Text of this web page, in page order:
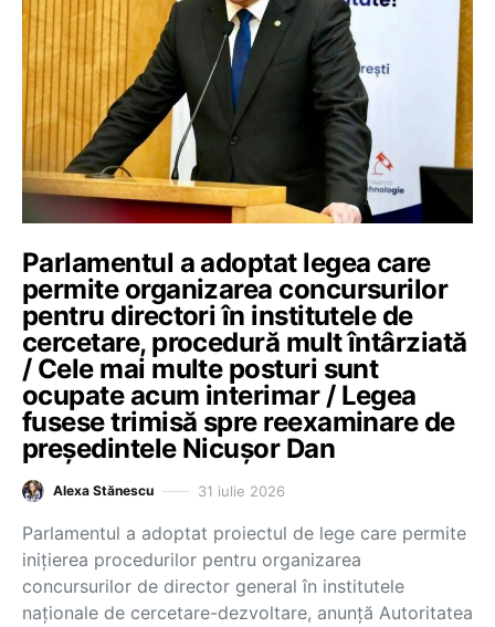
Parlamentul a adoptat legea care
permite organizarea concursurilor
pentru directori în institutele de
cercetare, procedură mult întârziată
/ Cele mai multe posturi sunt
ocupate acum interimar / Legea
fusese trimisă spre reexaminare de
președintele Nicușor Dan
Alexa Stănescu 31 iulie 2026
Parlamentul a adoptat proiectul de lege care permite
inițierea procedurilor pentru organizarea
concursurilor de director general în institutele
naționale de cercetare-dezvoltare, anunță Autoritatea